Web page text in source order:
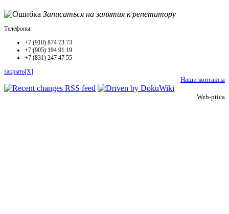
Записаться на занятия к репетитору
Телефоны:
+7 (910) 874 73 73
+7 (905) 194 91 19
+7 (831) 247 47 55
закрыть[X]
Наши контакты
Web-ptica